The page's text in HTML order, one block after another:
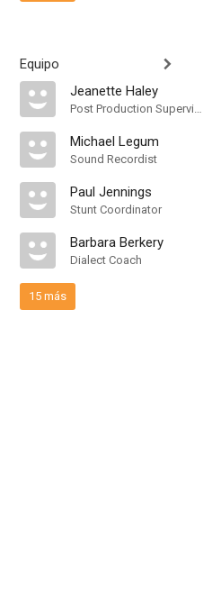
Equipo
Jeanette Haley
Post Production Supervisor
Michael Legum
Sound Recordist
Paul Jennings
Stunt Coordinator
Barbara Berkery
Dialect Coach
15 más